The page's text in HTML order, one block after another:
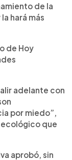
de la
hará más
de Hoy
adelante con
por miedo”,
que
aprobó, sin